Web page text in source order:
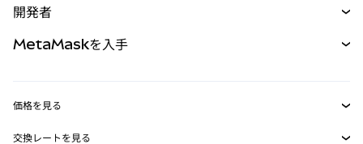
パーペチュアル
RWA
開発者
MetaMaskを入手
価格を見る
交換レートを見る